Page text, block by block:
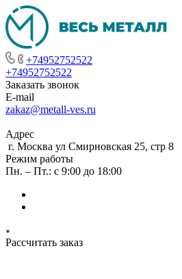
+74952752522
+74952752522
Заказать звонок
E-mail
zakaz@metall-ves.ru
Адрес
г. Москва ул Смирновская 25, стр 8
Режим работы
Пн. – Пт.: с 9:00 до 18:00
Рассчитать заказ